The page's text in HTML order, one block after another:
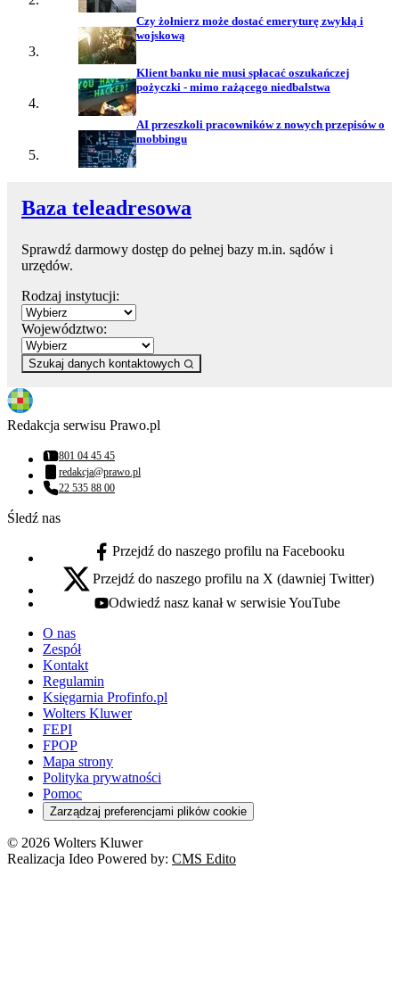
Czy żołnierz może dostać emeryturę zwykłą i
wojskową
Klient banku nie musi spłacać oszukańczej
pożyczki - mimo rażącego niedbalstwa
AI przeszkoli pracowników z nowych przepisów o
mobbingu
Baza teleadresowa
Sprawdź darmowy dostęp do pełnej bazy m.in. sądów i
urzędów.
Rodzaj instytucji:
Województwo:
Szukaj danych kontaktowych
Redakcja serwisu Prawo.pl
Numer telefonu:
801 04 45 45
Adres email:
redakcja@prawo.pl
Numer telefonu:
22 535 88 00
Śledź nas
facebook - otwiera się w nowej karcie
Przejdź do naszego profilu na Facebooku
x - otwiera się w nowej karcie
Przejdź do naszego profilu na X (dawniej Twitter)
youtube - otwiera się w nowej karcie
Odwiedź nasz kanał w serwisie YouTube
O nas
Zespół
Kontakt
Regulamin
Księgarnia Profinfo.pl
Wolters Kluwer
FEPI
FPOP
Mapa strony
Polityka prywatności
Pomoc
Zarządzaj preferencjami plików cookie
© 2026 Wolters Kluwer
Realizacja Ideo Powered by: CMS Edito